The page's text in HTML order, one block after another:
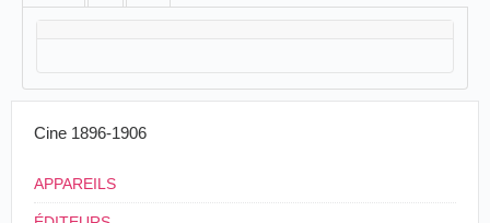
Cine 1896-1906
APPAREILS